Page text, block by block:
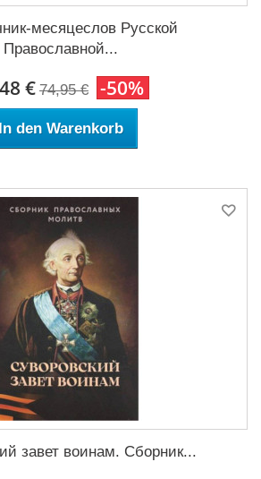
месяцеслов Русской
Православной...
€ 74,95 € -50%
In den Warenkorb
завет воинам. Сборник...